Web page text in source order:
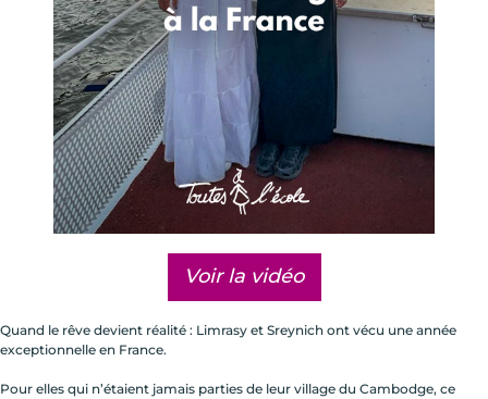
Voir la vidéo
Quand le rêve devient réalité : Limrasy et Sreynich ont vécu une année
exceptionnelle en France.
Pour elles qui n’étaient jamais parties de leur village du Cambodge, ce